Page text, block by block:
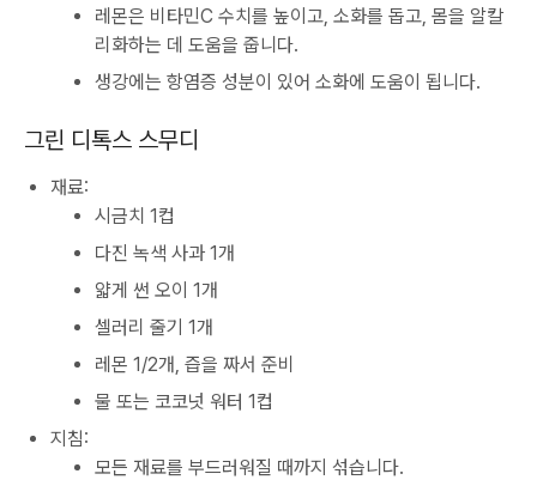
레몬은 비타민C 수치를 높이고, 소화를 돕고, 몸을 알칼
리화하는 데 도움을 줍니다.
생강에는 항염증 성분이 있어 소화에 도움이 됩니다.
그린 디톡스 스무디
재료:
시금치 1컵
다진 녹색 사과 1개
얇게 썬 오이 1개
셀러리 줄기 1개
레몬 1/2개, 즙을 짜서 준비
물 또는 코코넛 워터 1컵
지침:
모든 재료를 부드러워질 때까지 섞습니다.